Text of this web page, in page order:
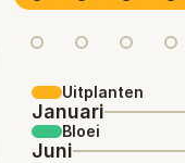
Uitplanten
Januari
Bloei
Juni